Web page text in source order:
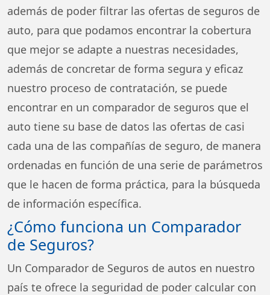
además de poder filtrar las ofertas de seguros de
auto, para que podamos encontrar la cobertura
que mejor se adapte a nuestras necesidades,
además de concretar de forma segura y eficaz
nuestro proceso de contratación, se puede
encontrar en un comparador de seguros que el
auto tiene su base de datos las ofertas de casi
cada una de las compañías de seguro, de manera
ordenadas en función de una serie de parámetros
que le hacen de forma práctica, para la búsqueda
de información específica.
¿Cómo funciona un Comparador
de Seguros?
Un Comparador de Seguros de autos en nuestro
país te ofrece la seguridad de poder calcular con